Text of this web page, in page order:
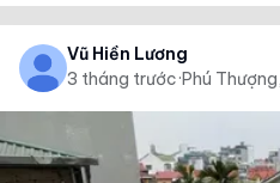
Vũ Hiền Lương
3 tháng trước·Phú